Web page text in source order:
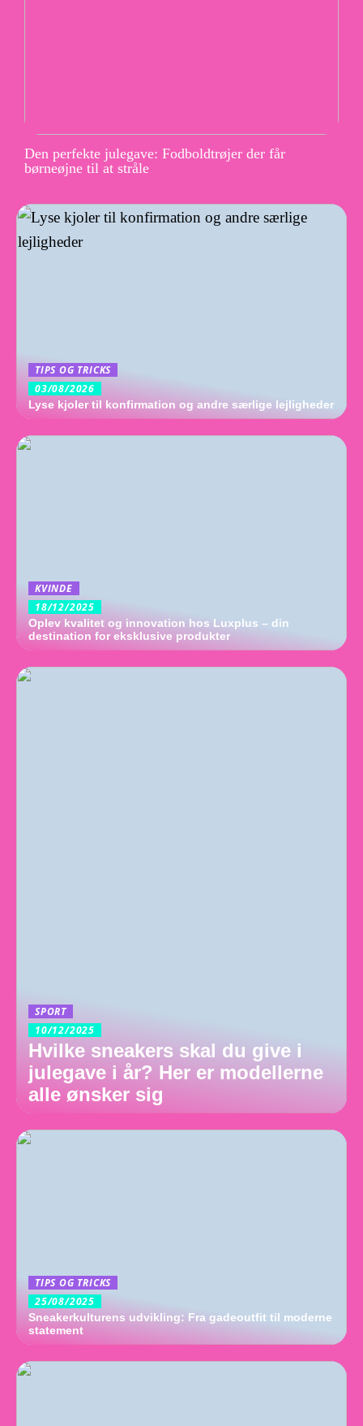
Den perfekte julegave: Fodboldtrøjer der får
børneøjne til at stråle
TIPS OG TRICKS
03/08/2026
Lyse kjoler til konfirmation og andre særlige lejligheder
KVINDE
18/12/2025
Oplev kvalitet og innovation hos Luxplus – din
destination for eksklusive produkter
SPORT
10/12/2025
Hvilke sneakers skal du give i
julegave i år? Her er modellerne
alle ønsker sig
TIPS OG TRICKS
25/08/2025
Sneakerkulturens udvikling: Fra gadeoutfit til moderne
statement